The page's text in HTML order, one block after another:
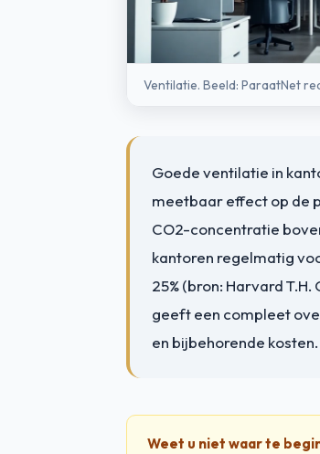
Ventilatie. Beeld: ParaatNet
Goede ventilatie in
meetbaar effect op de
CO2-concentratie
kantoren regelmatig
25% (bron: Harvard
geeft een compleet
en bijbehorende kosten.
Weet u niet waar te